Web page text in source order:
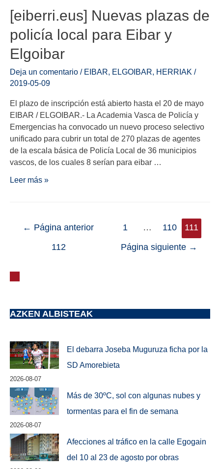
[eiberri.eus] Nuevas plazas de
policía local para Eibar y
Elgoibar
Deja un comentario / EIBAR, ELGOIBAR, HERRIAK /
2019-05-09
El plazo de inscripción está abierto hasta el 20 de mayo
EIBAR / ELGOIBAR.- La Academia Vasca de Policía y
Emergencias ha convocado un nuevo proceso selectivo
unificado para cubrir un total de 270 plazas de agentes
de la escala básica de Policía Local de 36 municipios
vascos, de los cuales 8 serían para eibar …
Leer más »
← Página anterior 1 … 110 111
112 Página siguiente →
AZKEN ALBISTEAK
El debarra Joseba Muguruza ficha por la
SD Amorebieta
2026-08-07
Más de 30ºC, sol con algunas nubes y
tormentas para el fin de semana
2026-08-07
Afecciones al tráfico en la calle Egogain
del 10 al 23 de agosto por obras